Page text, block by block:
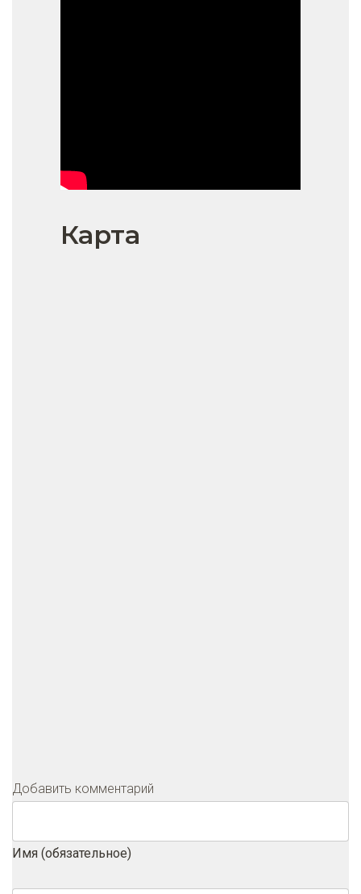
Карта
Добавить комментарий
Имя (обязательное)